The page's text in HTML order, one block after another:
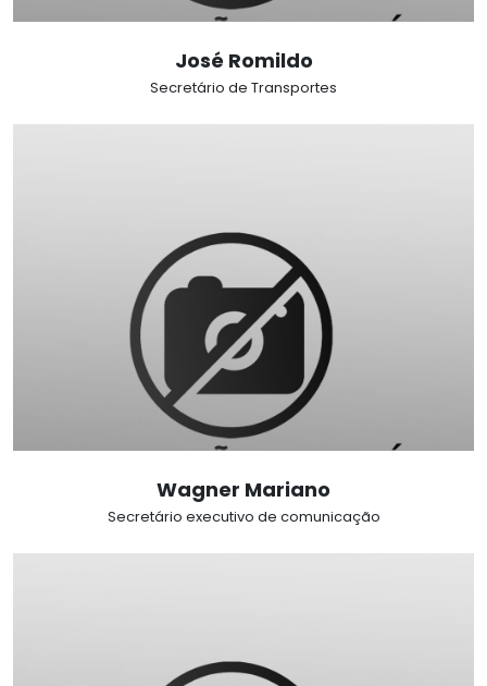
José Romildo
Secretário de Transportes
Wagner Mariano
Secretário executivo de comunicação